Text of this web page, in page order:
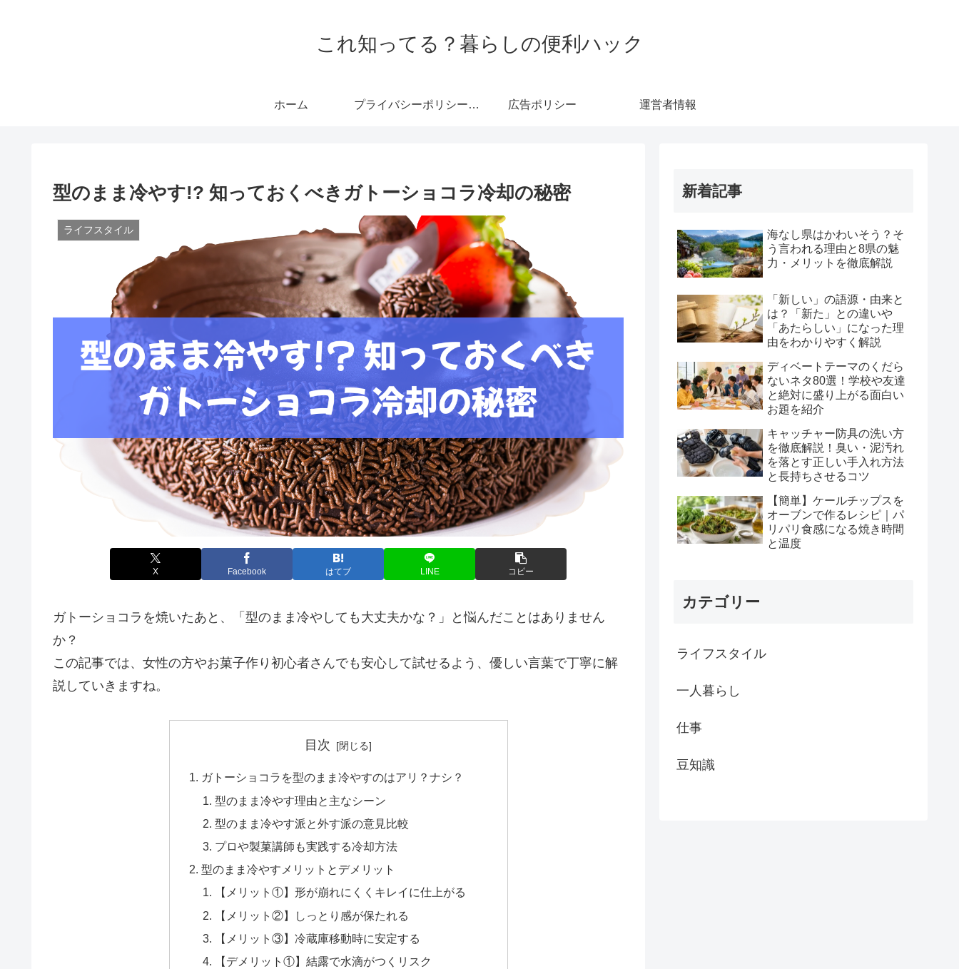
これ知ってる？暮らしの便利ハック
ホーム プライバシーポリシー・免責事項 広告ポリシー 運営者情報
型のまま冷やす!? 知っておくべきガトーショコラ冷却の秘密
ライフスタイル
X Facebook はてブ LINE コピー
ガトーショコラを焼いたあと、「型のまま冷やしても大丈夫かな？」と悩んだことはありません
か？
この記事では、女性の方やお菓子作り初心者さんでも安心して試せるよう、優しい言葉で丁寧に解
説していきますね。
目次
ガトーショコラを型のまま冷やすのはアリ？ナシ？
型のまま冷やす理由と主なシーン
型のまま冷やす派と外す派の意見比較
プロや製菓講師も実践する冷却方法
型のまま冷やすメリットとデメリット
【メリット①】形が崩れにくくキレイに仕上がる
【メリット②】しっとり感が保たれる
【メリット③】冷蔵庫移動時に安定する
【デメリット①】結露で水滴がつくリスク
新着記事
海なし県はかわいそう？そ
う言われる理由と8県の魅
力・メリットを徹底解説
「新しい」の語源・由来と
は？「新た」との違いや
「あたらしい」になった理
由をわかりやすく解説
ディベートテーマのくだら
ないネタ80選！学校や友達
と絶対に盛り上がる面白い
お題を紹介
キャッチャー防具の洗い方
を徹底解説！臭い・泥汚れ
を落とす正しい手入れ方法
と長持ちさせるコツ
【簡単】ケールチップスを
オーブンで作るレシピ｜パ
リパリ食感になる焼き時間
と温度
カテゴリー
ライフスタイル
一人暮らし
仕事
豆知識